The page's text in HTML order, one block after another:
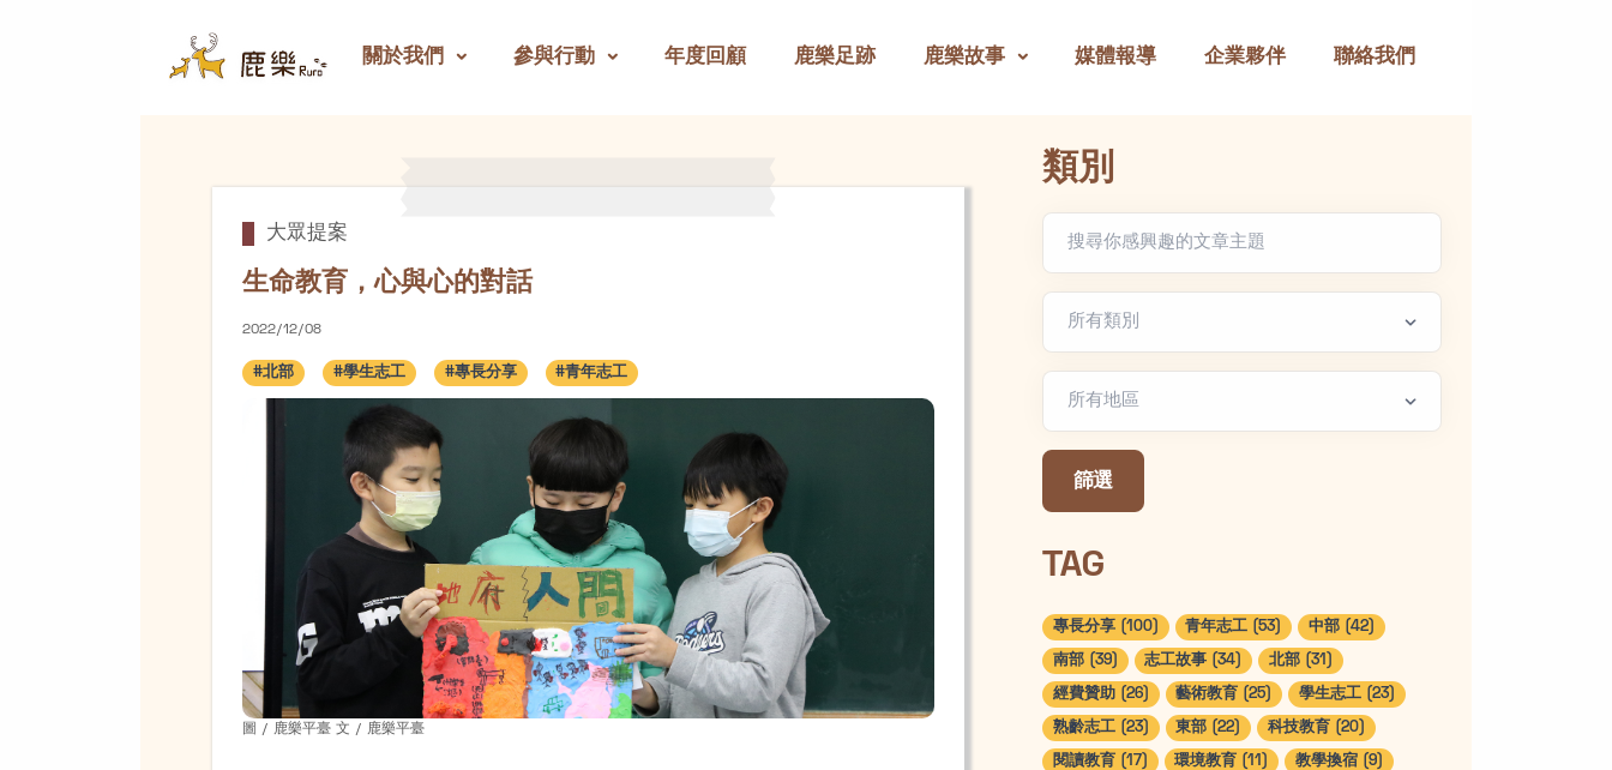
關於我們 參與行動 年度回顧 鹿樂足跡 鹿樂故事 媒體報導 企業夥伴 聯絡我們
大眾提案
生命教育，心與心的對話
2022/12/08
#北部 #學生志工 #專長分享 #青年志工
圖 / 鹿樂平臺 文 / 鹿樂平臺
類別
地區篩選
篩選
TAG
專長分享 (100) 青年志工 (53) 中部 (42)
南部 (39) 志工故事 (34) 北部 (31)
經費贊助 (26) 藝術教育 (25) 學生志工 (23)
熟齡志工 (23) 東部 (22) 科技教育 (20)
閱讀教育 (17) 環境教育 (11) 教學換宿 (9)